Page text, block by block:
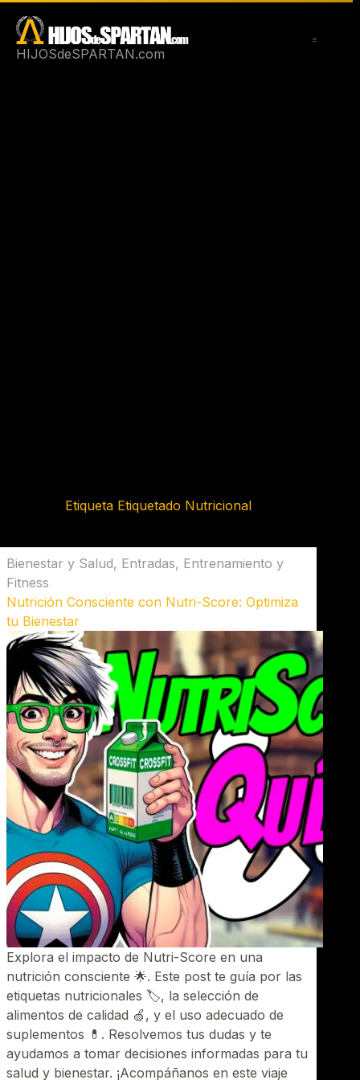
contenido
HIJOSdeSPARTAN.com
Etiqueta Etiquetado Nutricional
Bienestar y Salud, Entradas, Entrenamiento y
Fitness
Nutrición Consciente con Nutri-Score: Optimiza
tu Bienestar
Explora el impacto de Nutri-Score en una
nutrición consciente 🌟. Este post te guía por las
etiquetas nutricionales 🏷️, la selección de
alimentos de calidad 🍏, y el uso adecuado de
suplementos 💊. Resolvemos tus dudas y te
ayudamos a tomar decisiones informadas para tu
salud y bienestar. ¡Acompáñanos en este viaje